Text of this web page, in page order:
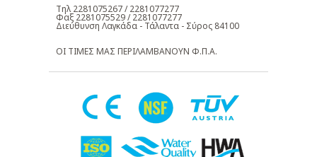
Τηλ 2281075267 / 2281077277
Φαξ 2281075529 / 2281077277
Διεύθυνση Λαγκάδα - Τάλαντα - Σύρος 84100
ΟΙ ΤΙΜΕΣ ΜΑΣ ΠΕΡΙΛΑΜΒΑΝΟΥΝ Φ.Π.Α.